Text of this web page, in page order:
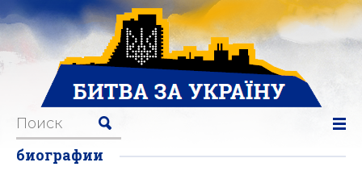
биографии